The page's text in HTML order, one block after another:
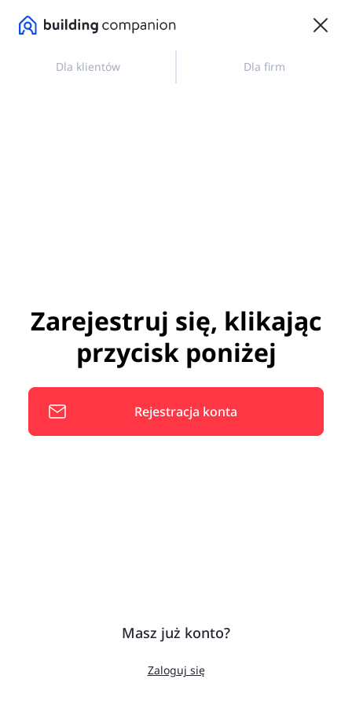
Dla klientów Dla firm
Zarejestruj się, klikając
przycisk poniżej
Rejestracja konta
Masz już konto?
Zaloguj się